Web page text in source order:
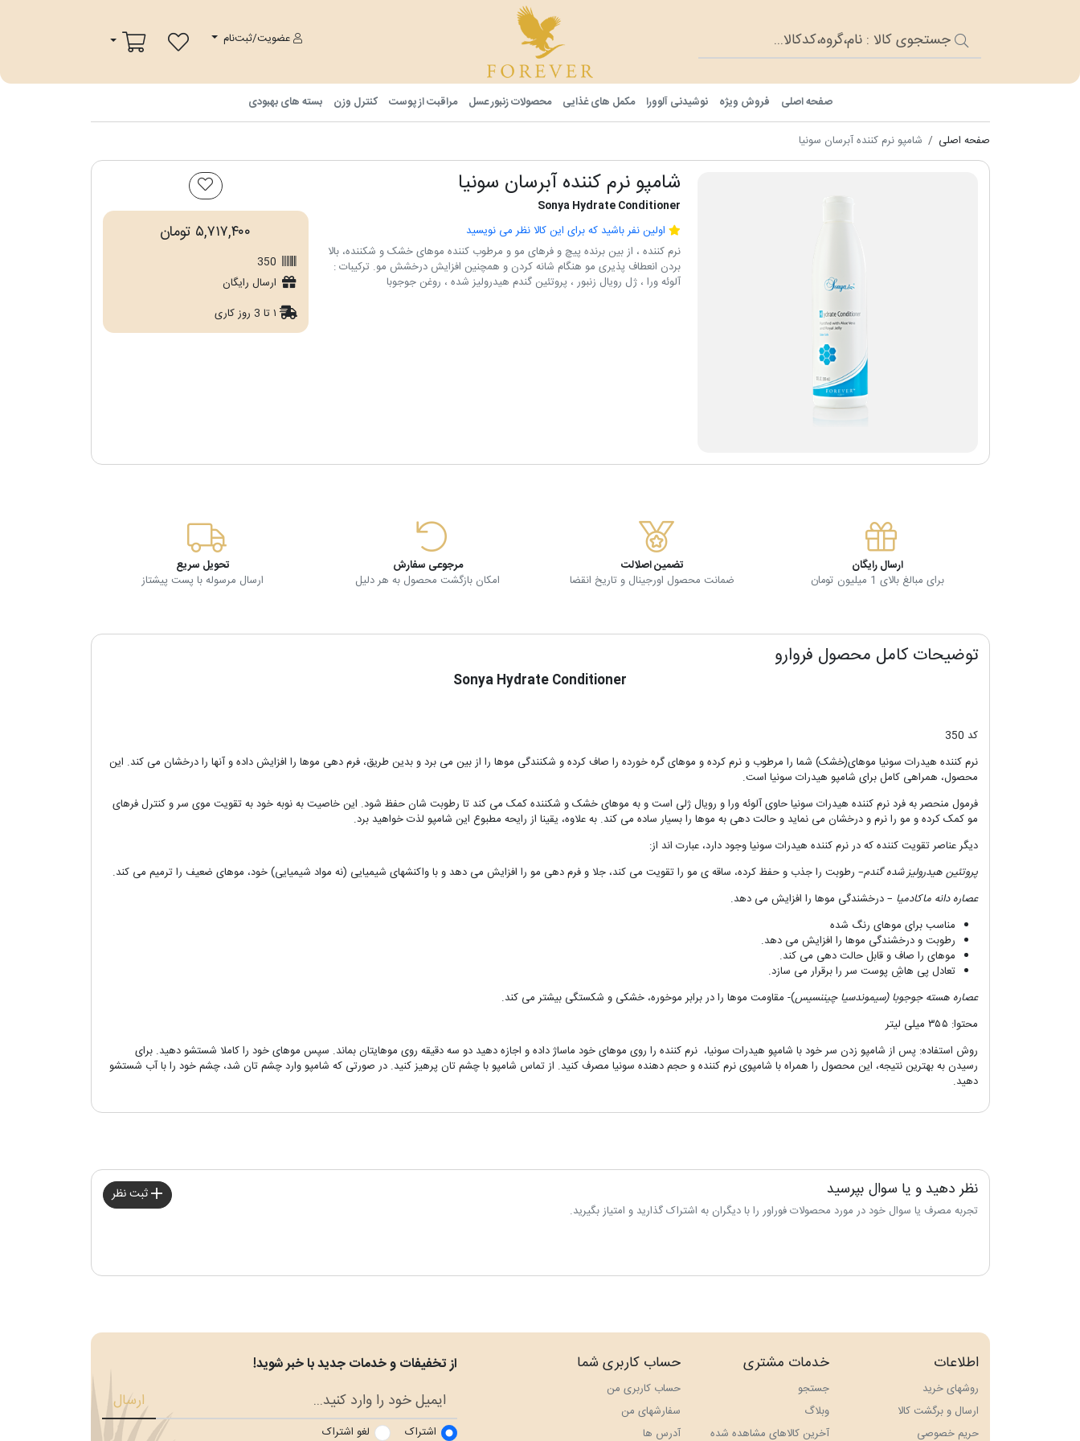
عضویت/ثبت‌نام
سبد خرید
صفحه اصلی فروش ویژه نوشیدنی آلوورا مکمل های غذایی محصولات زنبور عسل مراقبت از پوست کنترل وزن بسته های بهبودی
صفحه اصلی شامپو نرم کننده آبرسان سونیا
شامپو نرم کننده آبرسان سونیا
Sonya Hydrate Conditioner
اولین نفر باشید که برای این کالا نظر می نویسید
نرم کننده ، از بین برنده پیچ و فرهای مو و مرطوب کننده موهای خشک و شکننده، بالا
بردن انعطاف پذیری مو هنگام شانه کردن و همچنین افزایش درخشش مو. ترکیبات :
آلوئه ورا ، ژل رویال زنبور ، پروتئین گندم هیدرولیز شده ، روغن جوجوبا
۵,۷۱۷,۴۰۰ تومان
350
ارسال رایگان
۱ تا 3 روز کاری
ارسال رایگان
برای مبالغ بالای 1 میلیون تومان
تضمین اصلالت
ضمانت محصول اورجینال و تاریخ انقضا
مرجوعی سفارش
امکان بازگشت محصول به هر دلیل
تحویل سریع
ارسال مرسوله با پست پیشتاز
توضیحات کامل محصول فروارو
Sonya Hydrate Conditioner
کد 350
نرم کننده هیدرات سونیا موهای(خشک) شما را مرطوب و نرم کرده و موهای گره خورده را صاف کرده و شکنندگی موها را از بین می برد و بدین طریق، فرم دهی موها را افزایش داده و آنها را درخشان می کند. این
محصول، همراهی کامل برای شامپو هیدرات سونیا است.
فرمول منحصر به فرد نرم کننده هیدرات سونیا حاوی آلوئه ورا و رویال ژلی است و به موهای خشک و شکننده کمک می کند تا رطوبت شان حفظ شود. این خاصیت به نوبه خود به تقویت موی سر و کنترل فرهای
مو کمک کرده و مو را نرم و درخشان می نماید و حالت دهی به موها را بسیار ساده می کند. به علاوه، یقینا از رایحه مطبوع این شامپو لذت خواهید برد.
دیگر عناصر تقویت کننده که در نرم کننده هیدرات سونیا وجود دارد، عبارت اند از:
پروتئین هیدرولیز شده گندم– رطوبت را جذب و حفظ کرده، ساقه ی مو را تقویت می کند، جلا و فرم دهی مو را افزایش می دهد و با واکنشهای شیمیایی (نه مواد شیمیایی) خود، موهای ضعیف را ترمیم می کند.
عصاره دانه ماکادمیا – درخشندگی موها را افزایش می دهد.
مناسب برای موهای رنگ شده
رطوبت و درخشندگی موها را افزایش می دهد.
موهای را صاف و قابل حالت دهی می کند.
تعادل پی هاشِ پوست سر را برقرار می سازد.
عصاره هسته جوجوبا (سیموندسیا چیننسیس)- مقاومت موها را در برابر موخوره، خشکی و شکستگی بیشتر می کند.
محتوا: ۳۵۵ میلی لیتر
روش استفاده: پس از شامپو زدن سر خود با شامپو هیدرات سونیا، نرم کننده را روی موهای خود ماساژ داده و اجازه دهید دو سه دقیقه روی موهایتان بماند. سپس موهای خود را کاملا شستشو دهید. برای
رسیدن به بهترین نتیجه، این محصول را همراه با شامپوی نرم کننده و حجم دهنده سونیا مصرف کنید. از تماس شامپو با چشم تان پرهیز کنید. در صورتی که شامپو وارد چشم تان شد، چشم خود را با آب شستشو
دهید.
نظر دهید و یا سوال بپرسید
تجربه مصرف یا سوال خود در مورد محصولات فوراور را با دیگران به اشتراک گذارید و امتیاز بگیرید.
ثبت نظر
اطلاعات
روشهای خرید
ارسال و برگشت کالا
حريم خصوصی
خدمات مشتری
جستجو
وبلاگ
آخرین کالاهای مشاهده شده
حساب کاربری شما
حساب کاربری من
سفارش‎های من
آدرس ها
از تخفیفات و خدمات جدید با خبر شوید!
ارسال
اشتراک لغو اشتراک